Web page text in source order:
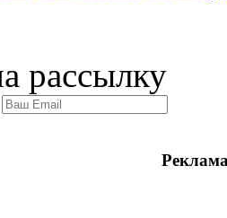
рассылку